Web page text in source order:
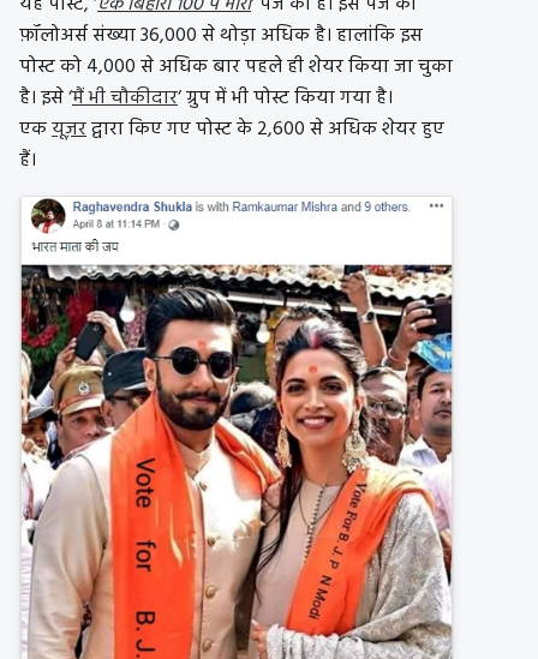
फ़ॉलोअर्स संख्या 36,000 से थोड़ा अधिक है। हालांकि इस
पोस्ट को 4,000 से अधिक बार पहले ही शेयर किया जा चुका
है। इसे ‘मैं भी चौकीदार‘ ग्रुप में भी पोस्ट किया गया है।
एकयूज़रद्वारा किए गए पोस्ट के 2,600 से अधिक शेयर हुए
हैं।